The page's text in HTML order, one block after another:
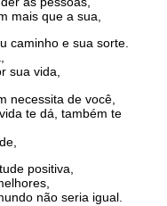
mais que a sua,
caminho e sua sorte.
sua vida,
necessita de você,
te dá, também te
positiva,
não seria igual.